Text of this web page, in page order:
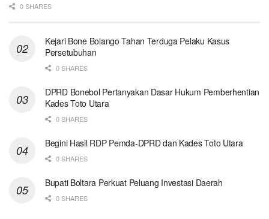
0 SHARES
Kejari Bone Bolango Tahan Terduga Pelaku Kasus
Persetubuhan
0 SHARES
DPRD Bonebol Pertanyakan Dasar Hukum Pemberhentian
Kades Toto Utara
0 SHARES
Begini Hasil RDP Pemda-DPRD dan Kades Toto Utara
0 SHARES
Bupati Boltara Perkuat Peluang Investasi Daerah
0 SHARES